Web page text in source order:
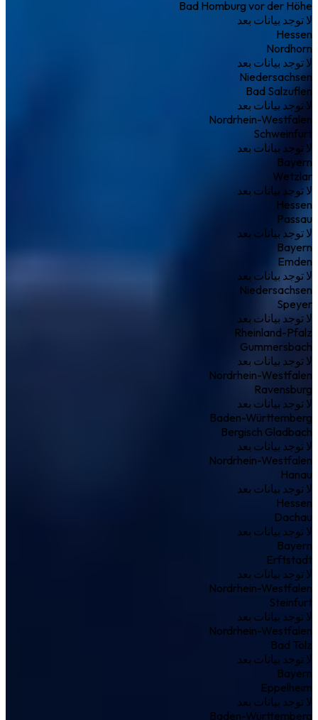
Bad Homburg vor der Höhe
لا توجد بيانات بعد
Hessen
Nordhorn
لا توجد بيانات بعد
Niedersachsen
Bad Salzuflen
لا توجد بيانات بعد
Nordrhein-Westfalen
Schweinfurt
لا توجد بيانات بعد
Bayern
Wetzlar
لا توجد بيانات بعد
Hessen
Passau
لا توجد بيانات بعد
Bayern
Emden
لا توجد بيانات بعد
Niedersachsen
Speyer
لا توجد بيانات بعد
Rheinland-Pfalz
Gummersbach
لا توجد بيانات بعد
Nordrhein-Westfalen
Ravensburg
لا توجد بيانات بعد
Baden-Württemberg
Bergisch Gladbach
لا توجد بيانات بعد
Nordrhein-Westfalen
Hanau
لا توجد بيانات بعد
Hessen
Dachau
لا توجد بيانات بعد
Bayern
Erftstadt
لا توجد بيانات بعد
Nordrhein-Westfalen
Steinfurt
لا توجد بيانات بعد
Nordrhein-Westfalen
Bad Tölz
لا توجد بيانات بعد
Bayern
Eppelheim
لا توجد بيانات بعد
Baden-Württemberg